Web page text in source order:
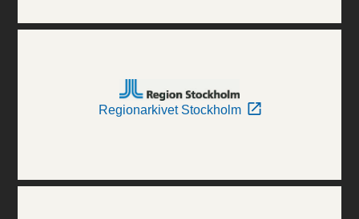
Regionarkivet Stockholm